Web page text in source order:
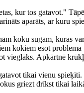
kur tos gatavot."
aparāts, ar kuru
koku sugām,
kokiem esot
vieglāks. Apkārtnē
tikai vienu
griezt drīkst tikai